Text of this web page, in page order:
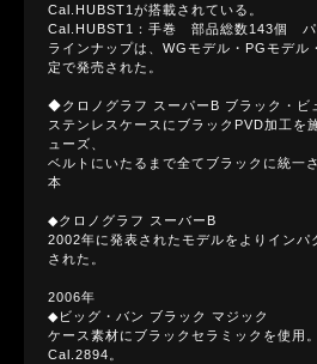
Cal.HUBST1が搭載されている。
Cal.HUBST1：手巻 部品総数143個 パ
ラインナップは、WGモデル・PGモデル
定で発売された。
◆クロノグラフ スーパーB ブラック・ビ
ステンレスケースにブラックPVD加工を
ューズ、
ベルトにいたるまで全てブラックに統一
本
◆クロノグラフ スーバーB
2002年に発表されたモデルをよりインパ
された。
2006年
◆ビッグ・バン ブラック マジック
ケース素材にブラックセラミックを使用
Cal.2894。